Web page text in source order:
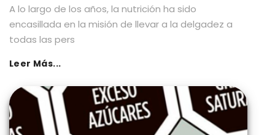
A lo largo de los años, la nutrición ha sido
encasillada en la misión de llevar a la delgadez a
todas las pers
Leer Más...